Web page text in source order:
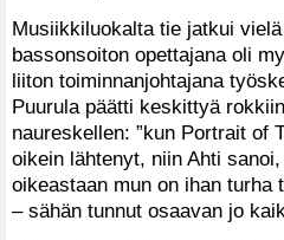
Musiikkiluokalta tie jatkui
bassonsoiton opettajana oli
liiton toiminnanjohtajana
Puurula päätti keskittyä
naureskellen: ”kun Portrait of
oikein lähtenyt, niin Ahti
oikeastaan mun on ihan
– sähän tunnut osaavan jo